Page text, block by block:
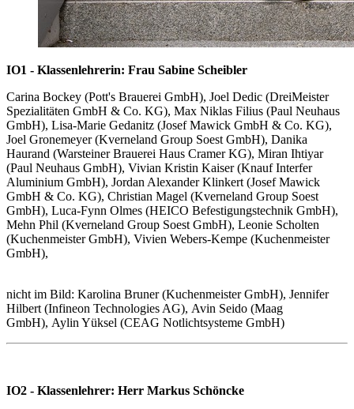
IO1 - Klassenlehrerin: Frau Sabine Scheibler
Carina Bockey (Pott's Brauerei GmbH), Joel Dedic (DreiMeister
Spezialitäten GmbH & Co. KG), Max Niklas Filius (Paul Neuhaus
GmbH), Lisa-Marie Gedanitz (Josef Mawick GmbH & Co. KG),
Joel Gronemeyer (Kverneland Group Soest GmbH), Danika
Haurand (Warsteiner Brauerei Haus Cramer KG), Miran Ihtiyar
(Paul Neuhaus GmbH), Vivian Kristin Kaiser (Knauf Interfer
Aluminium GmbH), Jordan Alexander Klinkert (Josef Mawick
GmbH & Co. KG), Christian Magel (Kverneland Group Soest
GmbH), Luca-Fynn Olmes (HEICO Befestigungstechnik GmbH),
Mehn Phil (Kverneland Group Soest GmbH), Leonie Scholten
(Kuchenmeister GmbH), Vivien Webers-Kempe (Kuchenmeister
GmbH),
nicht im Bild: Karolina Bruner (Kuchenmeister GmbH), Jennifer
Hilbert (Infineon Technologies AG), Avin Seido (Maag
GmbH), Aylin Yüksel (CEAG Notlichtsysteme GmbH)
IO2 - Klassenlehrer: Herr Markus Schöncke